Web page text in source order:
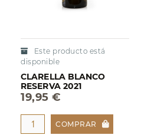
Este producto está
disponible
CLARELLA BLANCO
RESERVA 2021
19,95 €
COMPRAR